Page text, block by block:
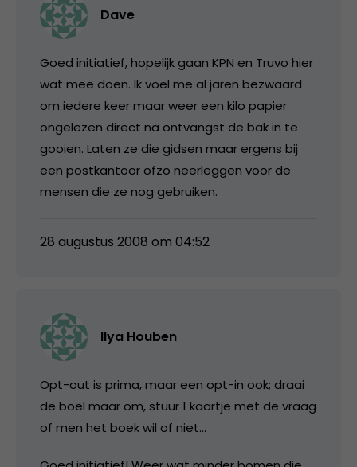
Dave
Goed initiatief, hopelijk gaan KPN en Truvo hier
wat mee doen. Ik voel me al jaren bezwaard
om iedere keer maar weer een kilo papier
ongelezen direct na ontvangst de bak in te
gooien. Laten ze die gidsen maar ergens bij
een postkantoor ofzo neerleggen voor de
mensen die ze nog gebruiken.
28 augustus 2008 om 04:52
Ilya Houben
Opt-out is prima, maar een opt-in ook; draai
de boel maar om, stuur 1 kaartje met de vraag
of men het boek wil of niet…